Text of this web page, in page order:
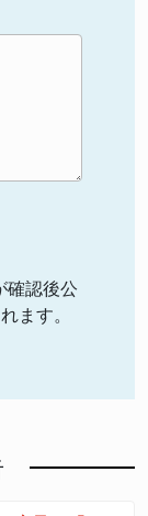
確認後公
ます。